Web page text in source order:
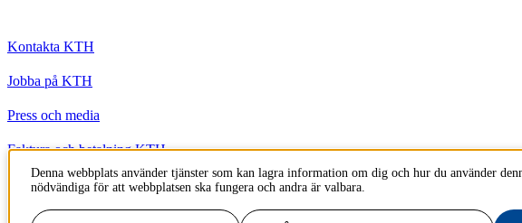
Kontakta KTH
Jobba på KTH
Press och media
Faktura och betalning KTH
Om KTH:s webbplatser
Tillgänglighetsredogörelse
Denna webbplats använder tjänster som kan lagra information om dig och hur du använder
nödvändiga för att webbplatsen ska fungera och andra är valbara.